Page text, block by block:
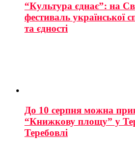
“Культура єднає”: на
фестиваль української
та єдності
До 10 серпня можна
“Книжкову площу” у
Теребовлі